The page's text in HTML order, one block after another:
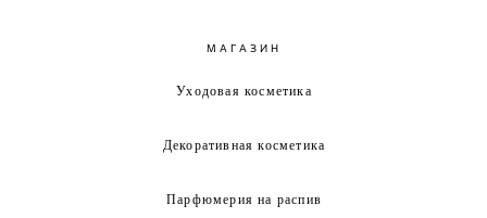
МАГАЗИН
Уходовая косметика
Декоративная косметика
Парфюмерия на распив